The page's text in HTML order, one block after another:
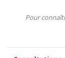
Pour